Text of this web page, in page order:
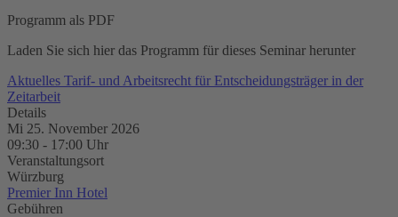
Programm als PDF
Laden Sie sich hier das Programm für dieses Seminar herunter
Aktuelles Tarif- und Arbeitsrecht für Entscheidungsträger in der
Zeitarbeit
Details
Mi 25. November 2026
09:30 - 17:00 Uhr
Veranstaltungsort
Würzburg
Premier Inn Hotel
Gebühren